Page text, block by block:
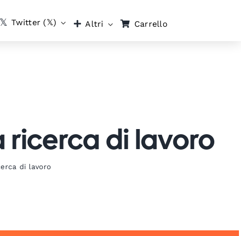
Twitter (𝕏) Altri Carrello
ricerca di lavoro
di lavoro